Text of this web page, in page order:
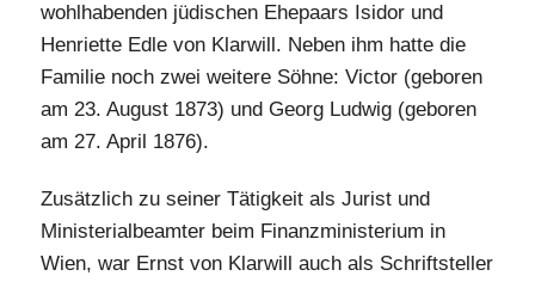
wohlhabenden jüdischen Ehepaars Isidor und
Henriette Edle von Klarwill. Neben ihm hatte die
Familie noch zwei weitere Söhne: Victor (geboren
am 23. August 1873) und Georg Ludwig (geboren
am 27. April 1876).
Zusätzlich zu seiner Tätigkeit als Jurist und
Ministerialbeamter beim Finanzministerium in
Wien, war Ernst von Klarwill auch als Schriftsteller